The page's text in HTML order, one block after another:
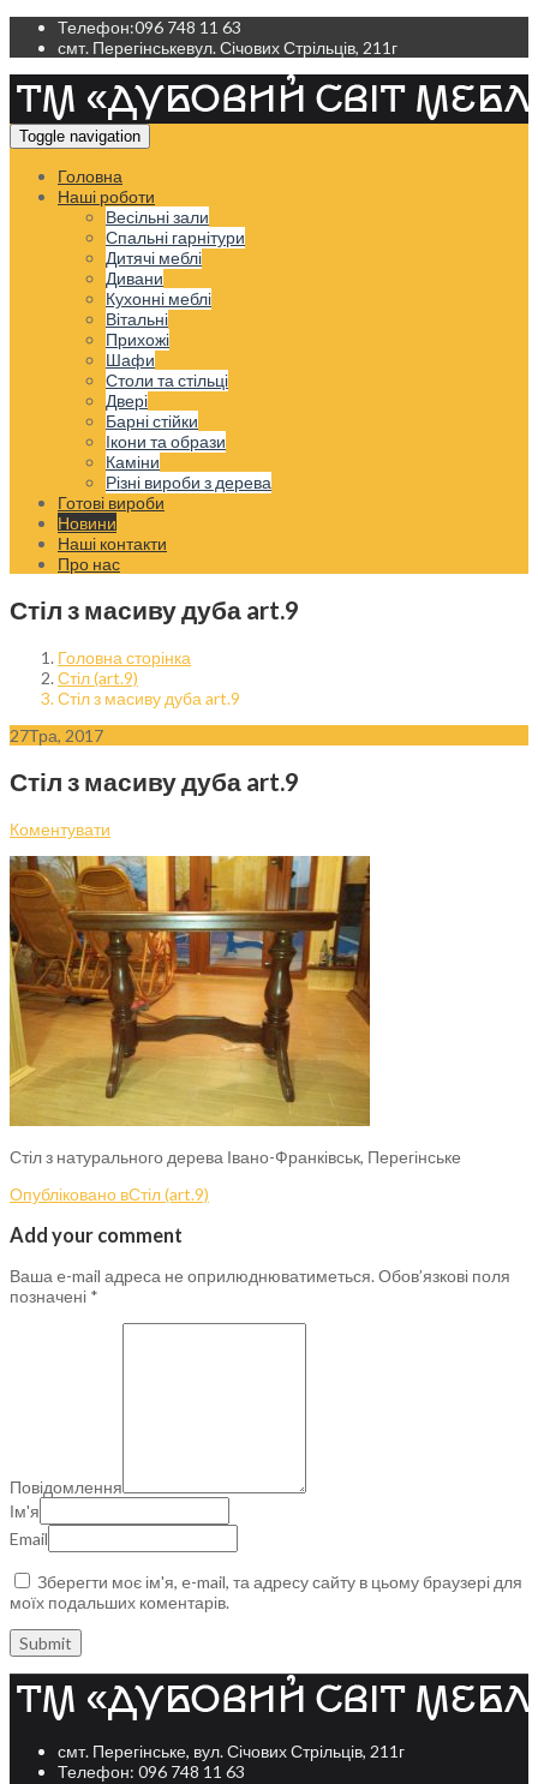
Телефон:096 748 11 63
смт. Перегінськевул. Січових Стрільців, 211г
Toggle navigation
Головна
Наші роботи
Весільні зали
Спальні гарнітури
Дитячі меблі
Дивани
Кухонні меблі
Вітальні
Прихожі
Шафи
Столи та стільці
Двері
Барні стійки
Ікони та образи
Каміни
Різні вироби з дерева
Готові вироби
Новини
Наші контакти
Про нас
Стіл з масиву дуба art.9
Головна сторінка
Стіл (art.9)
Стіл з масиву дуба art.9
27Тра, 2017
Стіл з масиву дуба art.9
Коментувати
Стіл з натурального дерева Івано-Франківськ, Перегінське
Опубліковано вСтіл (art.9)
Add your comment
Ваша e-mail адреса не оприлюднюватиметься.Обов’язкові поля
позначені *
Повідомлення
Ім'я
Email
Зберегти моє ім'я, e-mail, та адресу сайту в цьому браузері для
моїх подальших коментарів.
смт. Перегінське, вул. Січових Стрільців, 211г
Телефон: 096 748 11 63